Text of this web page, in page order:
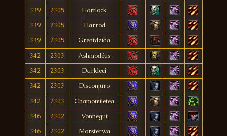
339
2305
Hortlock
339
2305
Harrod
339
2305
Greatdzida
342
2303
Ashmodéus
342
2303
Darkleci
342
2303
Disconjuro
342
2303
Chamomiletea
346
2302
Vonnegut
346
2302
Morsterwa